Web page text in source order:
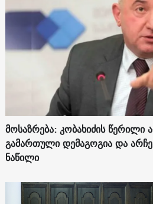
მოსაზრება: კობახიძის წერილი
გამართული დემაგოგია და
ნაწილი